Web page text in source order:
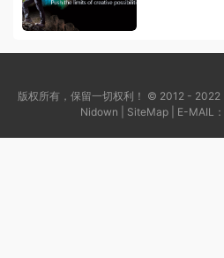
版权所有，保留一切权利！ © 2012 - 2022 |
Nidown
SiteMap | E-MAIL：